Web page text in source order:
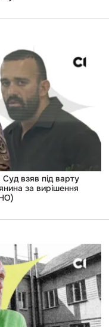
взяв під варту
за вирішення